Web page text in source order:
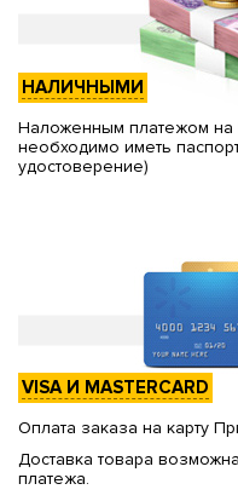
НАЛИЧНЫМИ
Наложенным платежом
необходимо иметь
удостоверение)
VISA И MASTERCARD
Оплата заказа на карту
Доставка товара
платежа.